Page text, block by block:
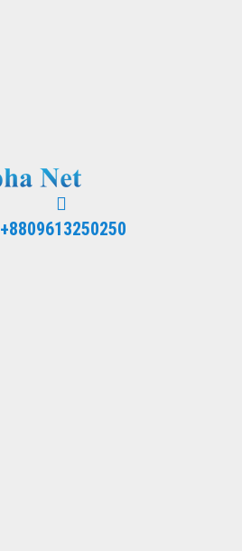
+8809613250250